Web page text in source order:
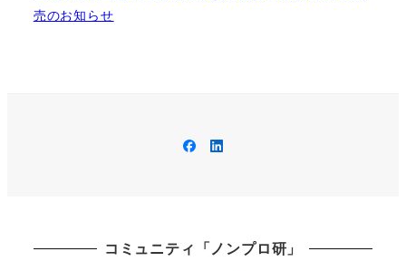
売のお知らせ
Facebook
LinkedIn
コミュニティ「ノンプロ研」